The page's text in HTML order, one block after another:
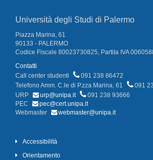
Università degli Studi di Palermo
Piazza Marina, 61
90133 - PALERMO
Codice Fiscale 80023730825, Partita IVA
Contatti
Call center studenti
091 238 86472
Telefono Amm. C.le di P.zza Marina, 61
091
URP
urp@unipa.it
091 238 93666
PEC
pec@cert.unipa.it
Webmaster
webmaster@unipa.it
Accessibilità
Orientamento